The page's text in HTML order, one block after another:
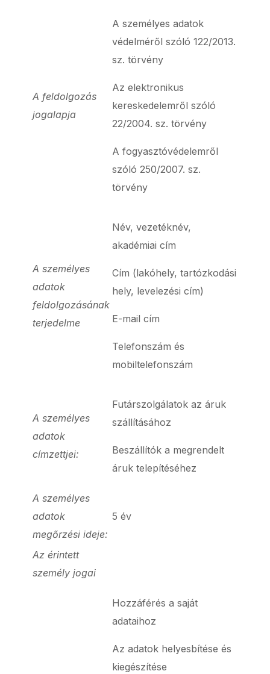
A feldolgozás
jogalapja
A személyes adatok
védelméről szóló 122/2013.
sz. törvény
Az elektronikus
kereskedelemről szóló
22/2004. sz. törvény
A fogyasztóvédelemről
szóló 250/2007. sz.
törvény
A személyes
adatok
feldolgozásának
terjedelme
Név, vezetéknév,
akadémiai cím
Cím (lakóhely, tartózkodási
hely, levelezési cím)
E-mail cím
Telefonszám és
mobiltelefonszám
A személyes
adatok
címzettjei:
Futárszolgálatok az áruk
szállításához
Beszállítók a megrendelt
áruk telepítéséhez
A személyes
adatok
megőrzési ideje:
5 év
Az érintett
személy jogai
Hozzáférés a saját
adataihoz
Az adatok helyesbítése és
kiegészítése